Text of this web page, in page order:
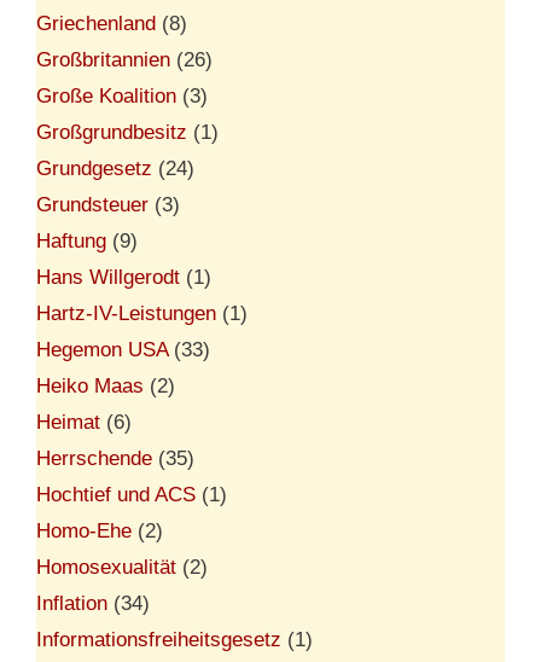
Griechenland (8)
Großbritannien (26)
Große Koalition (3)
Großgrundbesitz (1)
Grundgesetz (24)
Grundsteuer (3)
Haftung (9)
Hans Willgerodt (1)
Hartz-IV-Leistungen (1)
Hegemon USA(33)
Heiko Maas (2)
Heimat (6)
Herrschende (35)
Hochtief und ACS (1)
Homo-Ehe (2)
Homosexualität (2)
Inflation (34)
Informationsfreiheitsgesetz (1)